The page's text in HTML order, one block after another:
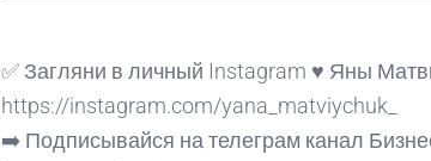
✅ Загляни в личный Instagram ♥️ Яны
https://instagram.com/yana_matviychuk_
➡️ Подписывайся на телеграм канал